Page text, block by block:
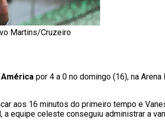
Martins/Cruzeiro
América por 4 a 0 no domingo (16), na
aos 16 minutos do primeiro tempo e
a equipe celeste conseguiu administrar a